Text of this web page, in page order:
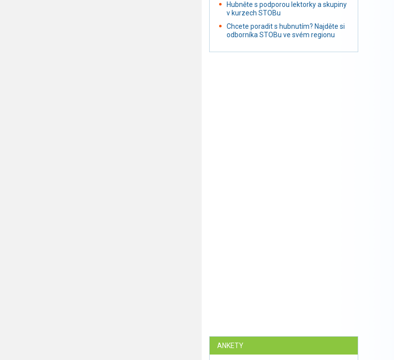
Hubněte s podporou lektorky a skupiny
v kurzech STOBu
Chcete poradit s hubnutím? Najděte si
odborníka STOBu ve svém regionu
ANKETY